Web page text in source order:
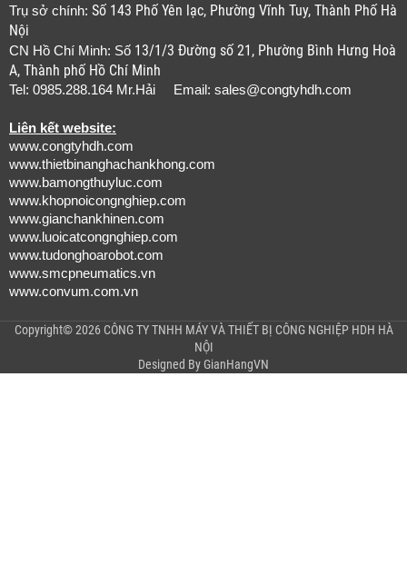
Trụ sở chính: Số 143 Phố Yên lạc, Phường Vĩnh Tuy, Thành Phố Hà
Nội
CN Hồ Chí Minh: Số 13/1/3 Đường số 21, Phường Bình Hưng Hoà
A, Thành phố Hồ Chí Minh
Tel: 0985.288.164 Mr.Hải Email: sales@congtyhdh.com
Liên kết website:
www.congtyhdh.com
www.thietbinanghachankhong.com
www.bamongthuyluc.com
www.khopnoicongnghiep.com
www.gianchankhinen.com
www.luoicatcongnghiep.com
www.tudonghoarobot.com
www.smcpneumatics.vn
www.convum.com.vn
Copyright© 2026 CÔNG TY TNHH MÁY VÀ THIẾT BỊ CÔNG NGHIỆP HDH HÀ
NỘI
Designed By GianHangVN